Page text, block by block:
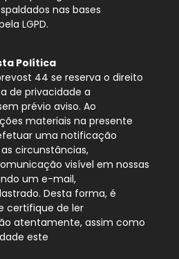
nas bases
LGPD.
Política
44 se reserva o direito
de privacidade a
prévio aviso. Ao
materiais na presente
uma notificação
circunstâncias,
visível em nossas
um e-mail,
Desta forma, é
certifique de ler
atentamente, assim como
este